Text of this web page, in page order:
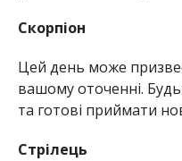
Скорпіон
Цей день може
вашому оточенні.
та готові приймати
Стрілець